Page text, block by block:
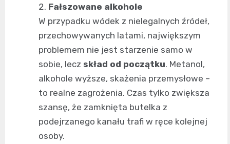
Fałszowane alkohole
W przypadku wódek z nielegalnych źródeł,
przechowywanych latami, największym
problemem nie jest starzenie samo w
sobie, lecz skład od początku. Metanol,
alkohole wyższe, skażenia przemysłowe –
to realne zagrożenia. Czas tylko zwiększa
szansę, że zamknięta butelka z
podejrzanego kanału trafi w ręce kolejnej
osoby.